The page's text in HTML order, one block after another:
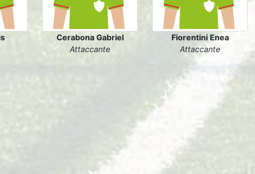
Cerabona Gabriel
Attaccante
Fiorentini Enea
Attaccante